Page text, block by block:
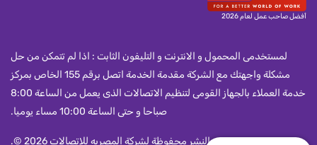
أفضل صاحب عمل لعام 2026
لمستخدمى المحمول و الانترنت و التليفون الثابت : اذا لم تتمكن من حل
مشكلة واجهتك مع الشركة مقدمة الخدمة اتصل برقم 155 الخاص بمركز
خدمة العملاء بالجهاز القومى لتنظيم الاتصالات الذى يعمل من الساعة 8:00
صباحا و حتى الساعة 10:00 مساء يوميا.
جميع حقوق النشر محفوظة لشركة المصريه للاتصالات 2026 ©.